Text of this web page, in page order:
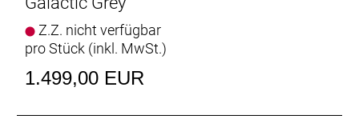
- Dank der enormen Reifenfreiheit kannst du für
mehr Traktion und Stabilität unter allen
Bedingungen Reifen mit bis zu 45C fahren.
- Die Aufnahmepunkte an Gabel, Oberrohr und
Z.Z. nicht verfügbar
pro Stück (inkl. MwSt.)
1.499,00 EUR